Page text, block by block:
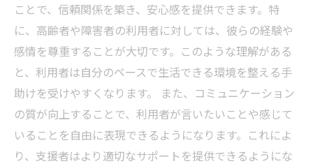
ことで、信頼関係を築き、安心感を提供できます。特
に、高齢者や障害者の利用者に対しては、彼らの経験や
感情を尊重することが大切です。このような理解がある
と、利用者は自分のペースで生活できる環境を整える手
助けを受けやすくなります。 また、コミュニケーション
の質が向上することで、利用者が言いたいことや感じて
いることを自由に表現できるようになります。これによ
り、支援者はより適切なサポートを提供できるようにな